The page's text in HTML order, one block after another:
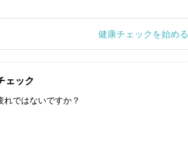
健康チェックを始める
ェック
れではないですか？